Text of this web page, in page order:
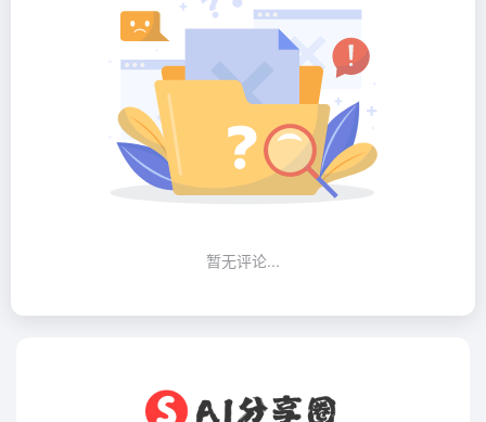
暂无评论...